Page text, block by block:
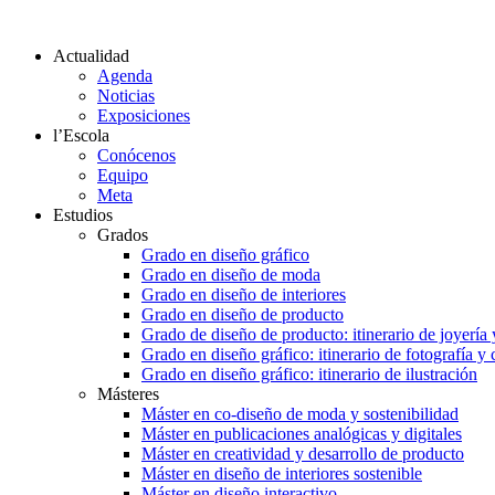
Actualidad
Agenda
Noticias
Exposiciones
l’Escola
Conócenos
Equipo
Meta
Estudios
Grados
Grado en diseño gráfico
Grado en diseño de moda
Grado en diseño de interiores
Grado en diseño de producto
Grado de diseño de producto: itinerario de joyería
Grado en diseño gráfico: itinerario de fotografía y
Grado en diseño gráfico: itinerario de ilustración
Másteres
Máster en co-diseño de moda y sostenibilidad
Máster en publicaciones analógicas y digitales
Máster en creatividad y desarrollo de producto
Máster en diseño de interiores sostenible